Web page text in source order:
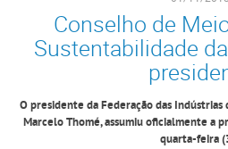
Conselho de
Sustentabilidade
O presidente da Federação das Indústrias
Marcelo Thomé, assumiu oficialmente a
quarta-feira